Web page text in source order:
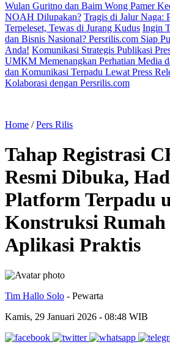
Wulan Guritno dan Baim Wong Pamer
NOAH Dilupakan? Tragis di Jalur Naga:
Terpeleset, Tewas di Jurang Kudus Ingin
dan Bisnis Nasional? Persrilis.com Siap
Anda! Komunikasi Strategis Publikasi
UMKM Memenangkan Perhatian Media
dan Komunikasi Terpadu Lewat Press
Kolaborasi dengan Persrilis.com
Home /Pers Rilis
Tahap Registrasi
Resmi Dibuka,
Platform Terpadu
Konstruksi
Aplikasi Praktis
Tim Hallo Solo - Pewarta
Kamis, 29 Januari 2026 - 08:48 WIB